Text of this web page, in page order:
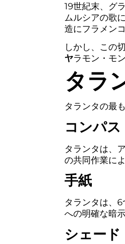
19世紀末、グ
ムルシアの歌
造にフラメン
しかし、この
ヤラモン・モ
タラ
タランタの最
コンパス
タランタは、
の共同作業に
手紙
タランタは、
への明確な暗
シェード